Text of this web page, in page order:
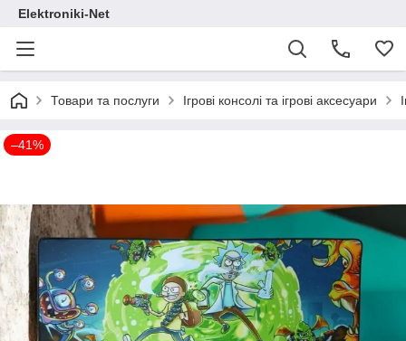
Elektroniki-Net
Товари та послуги Ігрові консолі та ігрові аксесуари
–41%